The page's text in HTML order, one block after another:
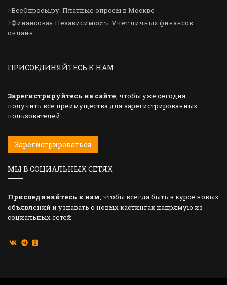
ВсеОпросы.ру: Платные опросы в Москве
Финансовая Независимость: Учет личных финансов
онлайн
ПРИСОЕДИНЯЙТЕСЬ К НАМ
Зарегистрируйтесь на сайте, чтобы уже сегодня
получить все преимущества для зарегистрированных
пользователей
Зарегистрироваться
МЫ В СОЦИАЛЬНЫХ СЕТЯХ
Присоединяйтесь к нам, чтобы всегда быть в курсе новых
объявлений и узнавать о новых кастингах напрямую из
социальных сетей